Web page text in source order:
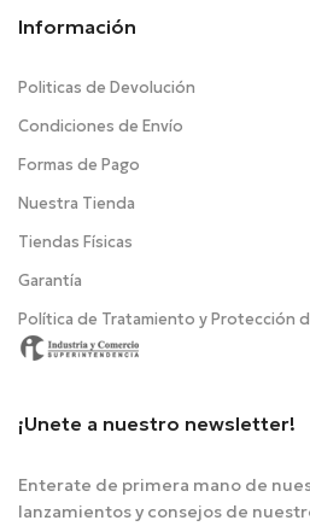
Información
Politicas de Devolución
Condiciones de Envío
Formas de Pago
Nuestra Tienda
Tiendas Físicas
Garantía
Política de Tratamiento y Protección
¡Unete a nuestro newsletter!
Enterate de primera mano de
lanzamientos y consejos de